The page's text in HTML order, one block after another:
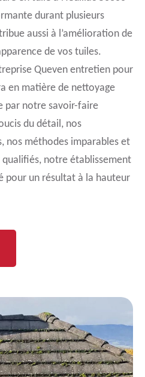
durant plusieurs
aussi à l’amélioration de
de vos tuiles.
Queven entretien pour
en matière de nettoyage
par notre savoir-faire
du détail, nos
nos méthodes imparables et
notre établissement
pour un résultat à la hauteur